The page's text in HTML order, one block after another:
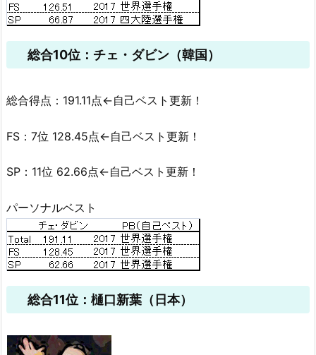
総合10位：チェ・ダビン（韓国）
総合得点：191.11点←自己ベスト更新！
FS：7位 128.45点←自己ベスト更新！
SP：11位 62.66点←自己ベスト更新！
パーソナルベスト
総合11位：樋口新葉（日本）